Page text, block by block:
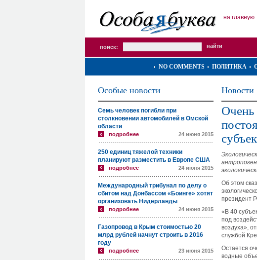
на главную
поиск:
NO COMMENTS ПОЛИТИКА
Особые новости
Семь человек погибли при
столкновении автомобилей в Омской
области
подробнее 24 июня 2015
250 единиц тяжелой техники
планируют разместить в Европе США
подробнее 24 июня 2015
Международный трибунал по делу о
сбитом над Донбассом «Боинге» хотят
организовать Нидерланды
подробнее 24 июня 2015
Газопровод в Крым стоимостью 20
млрд рублей начнут строить в 2016
году
подробнее 23 июня 2015
Новости
Очень
Об этом
президент
«В 40
под
воздуха»,
службой
Остается
водные